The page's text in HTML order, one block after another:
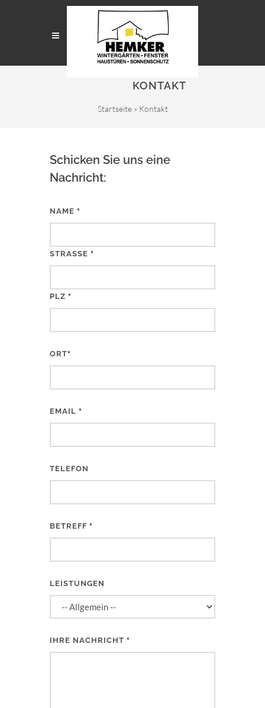
KONTAKT
Startseite» Kontakt
Schicken Sie uns eine
Nachricht:
NAME *
STRASSE *
PLZ *
ORT*
EMAIL *
TELEFON
BETREFF *
LEISTUNGEN
IHRE NACHRICHT *